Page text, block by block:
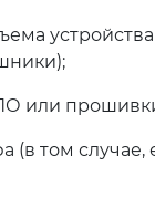
или
(в том случае,